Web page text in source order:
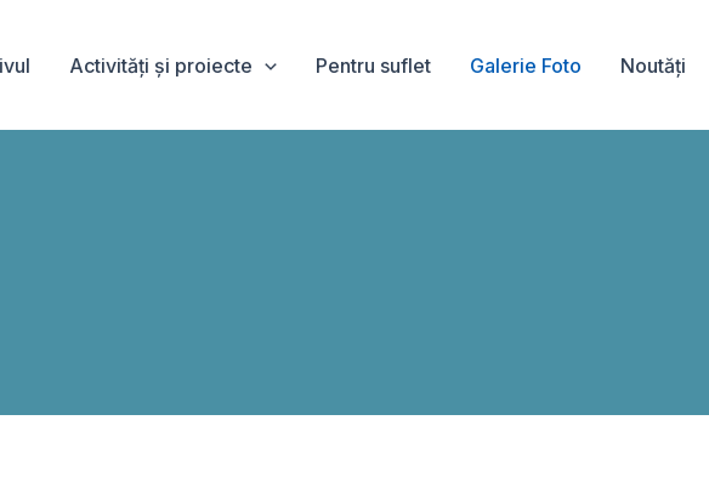
Activități și proiecte Pentru suflet Galerie Foto Noutăți